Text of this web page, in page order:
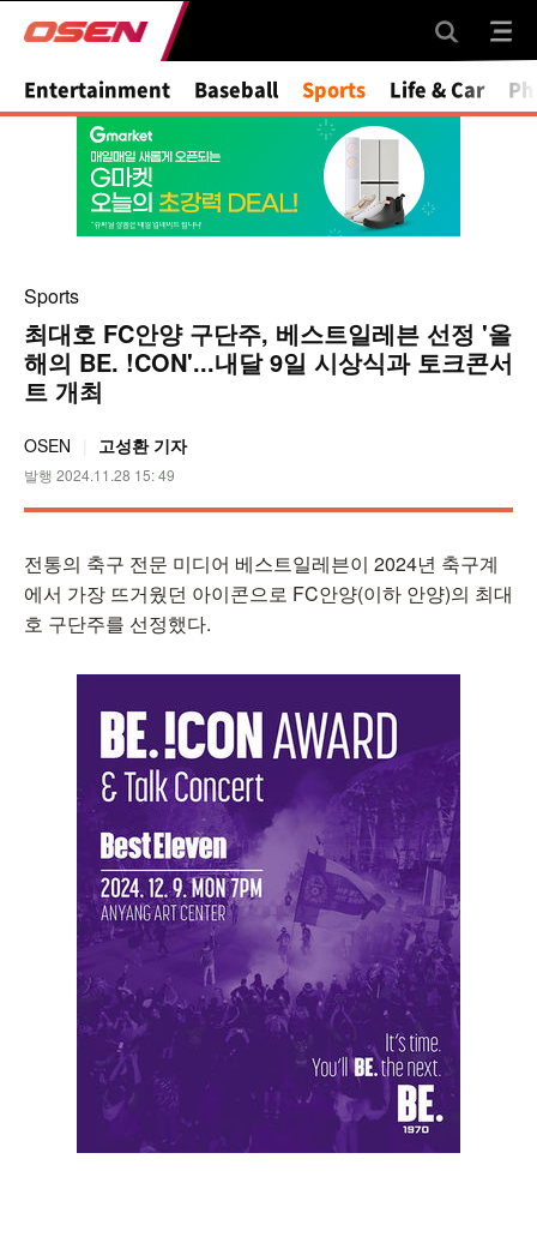
Mute
Entertainment Baseball Sports Life & Car
Sports
최대호 FC안양 구단주, 베스트일레븐 선정 '올
해의 BE. !CON'...내달 9일 시상식과 토크콘서
트 개최
OSEN 고성환 기자
발행 2024.11.28 15: 49
전통의 축구 전문 미디어 베스트일레븐이 2024년 축구계
에서 가장 뜨거웠던 아이콘으로 FC안양(이하 안양)의 최대
호 구단주를 선정했다.